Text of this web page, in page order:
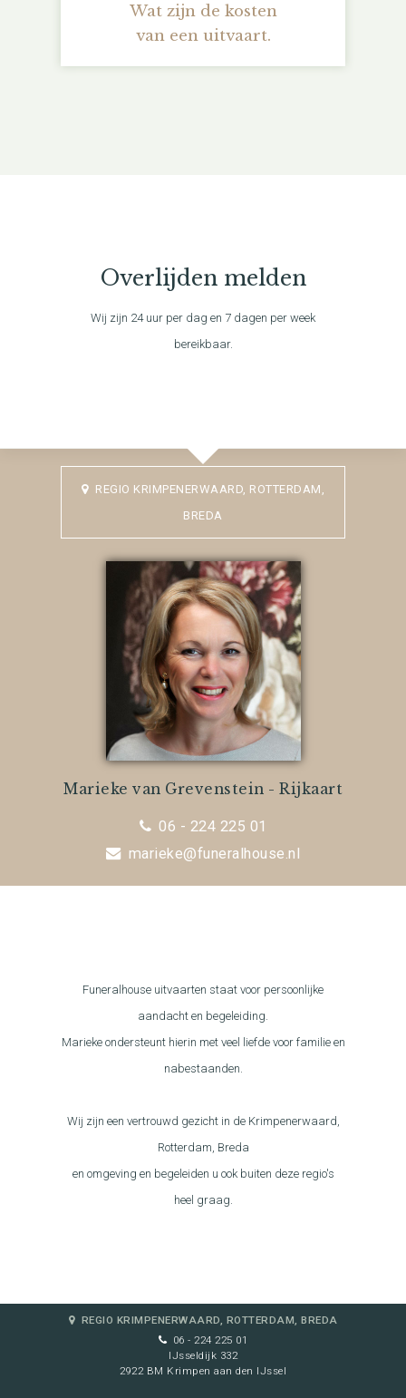
Wat zijn de kosten
van een uitvaart.
Overlijden melden
Wij zijn 24 uur per dag en 7 dagen per week
bereikbaar.
REGIO KRIMPENERWAARD, ROTTERDAM,
BREDA
Marieke van Grevenstein - Rijkaart
06 - 224 225 01
marieke@funeralhouse.nl
Funeralhouse uitvaarten staat voor persoonlijke
aandacht en begeleiding.
Marieke ondersteunt hierin met veel liefde voor familie en
nabestaanden.
Wij zijn een vertrouwd gezicht in de Krimpenerwaard,
Rotterdam, Breda
en omgeving en begeleiden u ook buiten deze regio's
heel graag.
REGIO KRIMPENERWAARD, ROTTERDAM, BREDA
06 - 224 225 01
IJsseldijk 332
2922 BM Krimpen aan den IJssel